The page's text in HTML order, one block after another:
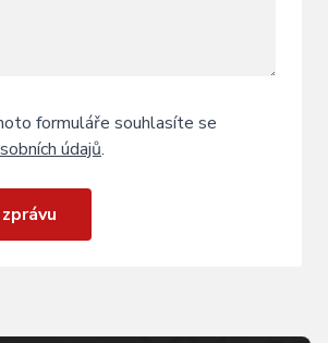
formuláře souhlasíte se
údajů.